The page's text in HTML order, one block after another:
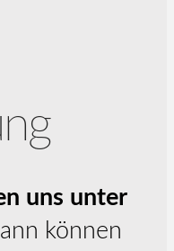
uns unter
können